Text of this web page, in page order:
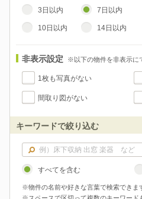
3日以内 7日以内
10日以内 14日以内
非表示設定 ※以下の物件を非表示に
1枚も写真がない
間取り図がない
キーワードで絞り込む
すべてを含む
※物件の名前や好きな言葉で検索できま